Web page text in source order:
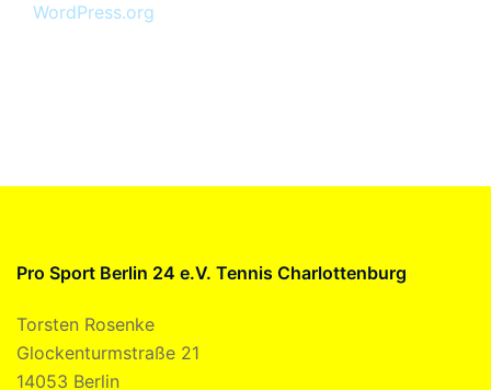
WordPress.org
Pro Sport Berlin 24 e.V. Tennis Charlottenburg
Torsten Rosenke
Glockenturmstraße 21
14053 Berlin